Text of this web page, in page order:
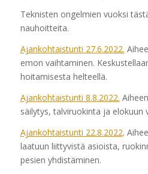
Teknisten ongelmien vuoksi
nauhoitteita.
Ajankohtaistunti 27.6.2022.
emon vaihtaminen.
hoitamisesta helteellä.
Ajankohtaistunti 8.8.2022.
säilytys, talviruokinta ja elokuun
Ajankohtaistunti 22.8.2022.
laatuun liittyvistä asioista,
pesien yhdistäminen.